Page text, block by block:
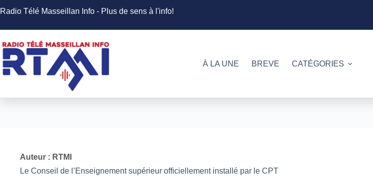
au
Radio Télé Masseillan Info - Plus de sens à l'info!
À LA UNE BREVE CATÉGORIES
Auteur : RTMI
Le Conseil de l’Enseignement supérieur officiellement installé par le CPT